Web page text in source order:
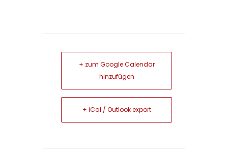
+ zum Google Calendar
hinzufügen
+ iCal / Outlook export